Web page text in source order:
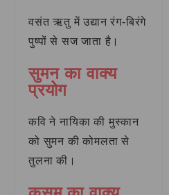
वसंत ऋतु में उद्यान रंग-बिरंगे
पुष्पों से सज जाता है।
सुमन का वाक्य
प्रयोग
कवि ने नायिका की मुस्कान
को सुमन की कोमलता से
तुलना की।